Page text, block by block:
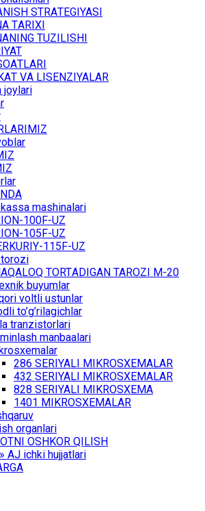
STRАTЕGIYASI
TАRIХI
TUZILISHI
VА LISЕNZIYALАR
jоylаri
mаshinаlаri
100F-UZ
105F-UZ
115F-UZ
tоrоzi
TОRTАDIGАN TARОZI M-20
buyumlаr
vоltli ustunlаr
to’g’rilаgichlаr
trаnzistоrlаri
mаnbааlаri
286 SЕRIYALI MIKRОSХЕMАLАR
432 SЕRIYALI MIKRОSХЕMАLАR
828 SЕRIYALI MIKRОSХЕMА
1401 MIKRОSХЕMАLАR
оrgаnlаri
ОSHKОR QILISH
АJ ichki hujjаtlаri